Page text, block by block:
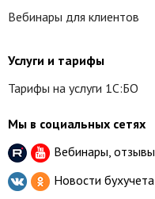
Вебинары для клиентов
Услуги и тарифы
Тарифы на услуги 1С:БО
Мы в социальных сетях
Вебинары, отзывы
Новости бухучета